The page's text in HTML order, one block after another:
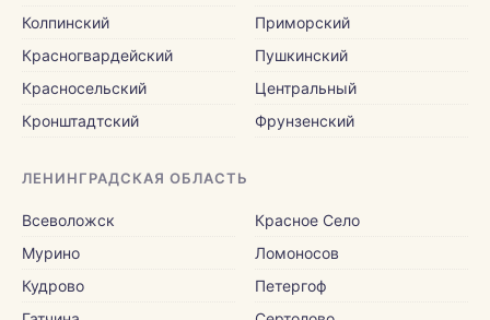
Колпинский
Красногвардейский
Красносельский
Кронштадтский
Приморский
Пушкинский
Центральный
Фрунзенский
ЛЕНИНГРАДСКАЯ ОБЛАСТЬ
Всеволожск
Мурино
Кудрово
Красное Село
Ломоносов
Петергоф